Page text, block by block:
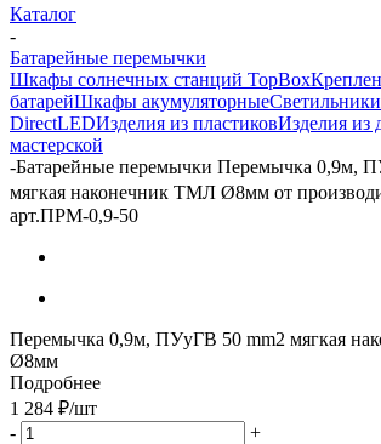
Каталог
-
Батарейные перемычки
Шкафы солнечных станций TopBox
батарейШкафы акумуляторные
DirectLEDИзделия из пластиковИзделия из
мастерской
-Батарейные перемычки Перемычка 0,9м,
мягкая наконечник ТМЛ Ø8мм от
арт.ПРМ-0,9-50
Перемычка 0,9м, ПУуГВ 50 mm2 мягкая
Ø8мм
Подробнее
1 284 ₽/шт
-
+